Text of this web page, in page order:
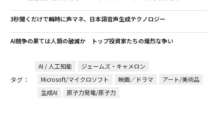
3秒聞くだけで瞬時に声マネ、日本語音声生成テクノロジー
AI競争の果ては人類の破滅か トップ投資家たちの熾烈な争い
タグ：
AI / 人工知能
ジェームズ・キャメロン
Microsoft/マイクロソフト
映画／ドラマ
アート/美術品
生成AI
原子力発電/原子力